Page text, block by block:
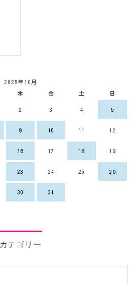
2025年10月
木 金 土 日
2 3 4 5
9 10 11 12
16 17 18 19
23 24 25 26
30 31
カテゴリー